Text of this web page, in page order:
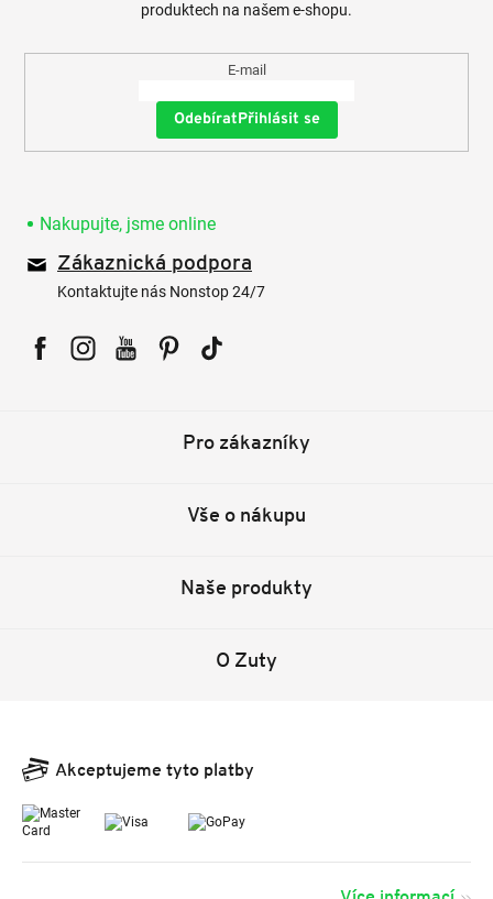
produktech na našem e-shopu.
E-mail
Přihlásit se
Nakupujte, jsme online
Zákaznická podpora
Kontaktujte nás Nonstop 24/7
Pro zákazníky
Vše o nákupu
Naše produkty
O Zuty
Akceptujeme tyto platby